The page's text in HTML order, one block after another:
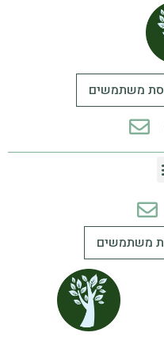
משתמשים
משתמשים